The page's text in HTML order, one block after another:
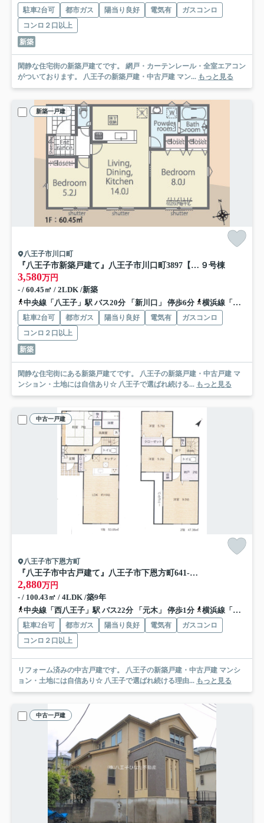
駐車2台可 都市ガス 陽当り良好 電気有
ガスコンロ
コンロ２口以上
新築
閑静な住宅街の新築戸建てです。 網戸・カーテンレール・全室エアコン
がついております。 八王子の新築戸建・中古戸建 マン... もっと見る
新築一戸建
八王子市川口町
『八王子市新築戸建て』八王子市川口町3897【仲介手数料無料】 ２３－３期 ９号棟
3,580万円
- / 60.45㎡ / 2LDK /新築
中央線「八王子」駅 バス20分 「新川口」 停歩6分
横浜線「八王子」駅 バス20分 「新川口」 停歩6分
駐車2台可 都市ガス 陽当り良好 電気有
ガスコンロ
コンロ２口以上
新築
閑静な住宅街にある新築戸建てです。 八王子の新築戸建・中古戸建 マ
ンション・土地には自信あり☆ 八王子で選ばれ続ける... もっと見る
中古一戸建
八王子市下恩方町
『八王子市中古戸建て』八王子市下恩方町641-7【仲介手数料無料】 八王子市下恩方町
2,880万円
- / 100.43㎡ / 4LDK /築9年
中央線「西八王子」駅 バス22分 「元木」 停歩1分
横浜線「八王子」駅 バス28分 「陵北大橋」 停歩12分
駐車2台可 都市ガス 陽当り良好 電気有
ガスコンロ
コンロ２口以上
リフォーム済みの中古戸建です。 八王子の新築戸建・中古戸建 マンシ
ョン・土地には自信あり☆ 八王子で選ばれ続ける理由... もっと見る
中古一戸建